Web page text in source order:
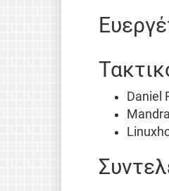
Daniel